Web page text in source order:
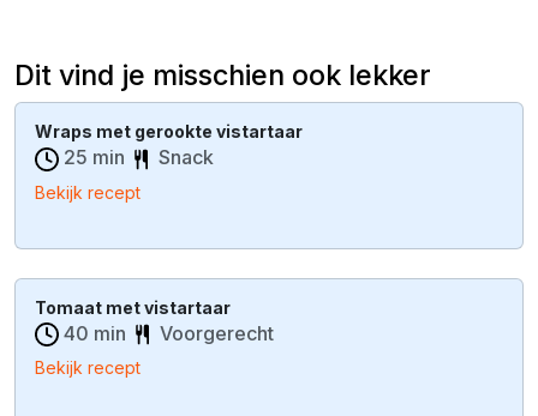
Dit vind je misschien ook lekker
Wraps met gerookte vistartaar
25 min Snack
Bekijk recept
Tomaat met vistartaar
40 min Voorgerecht
Bekijk recept